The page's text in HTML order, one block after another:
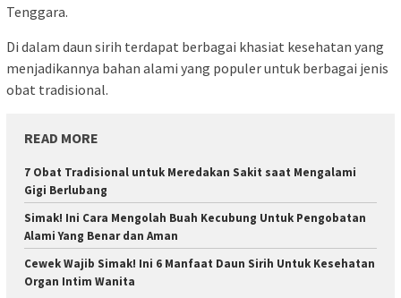
Tenggara.
Di dalam daun sirih terdapat berbagai khasiat kesehatan yang
menjadikannya bahan alami yang populer untuk berbagai jenis
obat tradisional.
READ MORE
7 Obat Tradisional untuk Meredakan Sakit saat Mengalami
Gigi Berlubang
Simak! Ini Cara Mengolah Buah Kecubung Untuk Pengobatan
Alami Yang Benar dan Aman
Cewek Wajib Simak! Ini 6 Manfaat Daun Sirih Untuk Kesehatan
Organ Intim Wanita